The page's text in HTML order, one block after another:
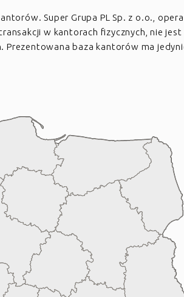
Super Grupa PL Sp. z o.o.,
w kantorach fizycznych, nie jest
Prezentowana baza kantorów ma